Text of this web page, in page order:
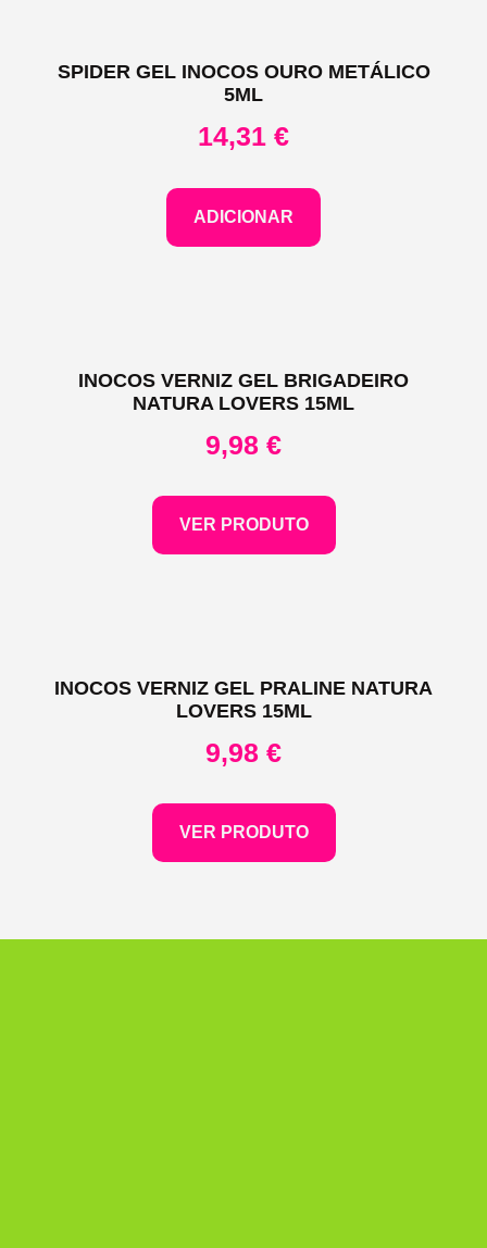
SPIDER GEL INOCOS OURO METÁLICO
5ML
14,31 €
ADICIONAR
INOCOS VERNIZ GEL BRIGADEIRO
NATURA LOVERS 15ML
9,98 €
VER PRODUTO
INOCOS VERNIZ GEL PRALINE NATURA
LOVERS 15ML
9,98 €
VER PRODUTO